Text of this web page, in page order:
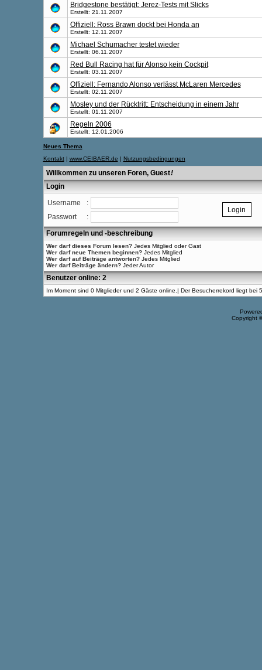
Bridgestone bestätigt: Jerez-Tests mit Slicks
Erstellt: 21.11.2007
Offiziell: Ross Brawn dockt bei Honda an
Erstellt: 12.11.2007
Michael Schumacher testet wieder
Erstellt: 06.11.2007
Red Bull Racing hat für Alonso kein Cockpit
Erstellt: 03.11.2007
Offiziell: Fernando Alonso verlässt McLaren Mercedes
Erstellt: 02.11.2007
Mosley und der Rücktritt: Entscheidung in einem Jahr
Erstellt: 01.11.2007
Regeln 2006
Erstellt: 12.01.2006
Neues Thema
Kontakt| www.CEIBAER.de | Nutzungsbedingungen
Willkommen zu unseren Foren, Guest!
Login
Username
:
Passwort
:
Forumregeln und -beschreibung
Wer darf dieses Forum lesen?Jedes Mitglied oder Gast
Wer darf neue Themen beginnen?Jedes Mitglied
Wer darf auf Beiträge antworten?Jedes Mitglied
Wer darf Beiträge ändern?Jeder Autor
Benutzer online: 2
Im Moment sind 0 Mitglieder und 2 Gäste online.| Der Besucherrekord liegt bei
Copyright